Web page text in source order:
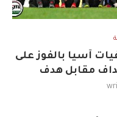
آسيا بالفوز على
مقابل هدف